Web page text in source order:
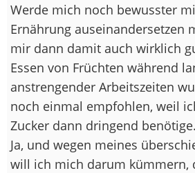
Werde mich noch bewusster
Ernährung auseinandersetzen
mir dann damit auch wirklich
Essen von Früchten während
anstrengender Arbeitszeiten
noch einmal empfohlen, weil
Zucker dann dringend benötige.
Ja, und wegen meines
will ich mich darum kümmern,